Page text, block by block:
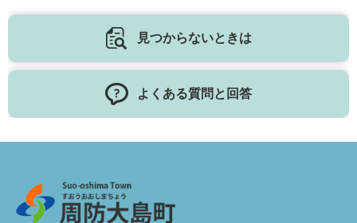
見つからないときは
よくある質問と回答